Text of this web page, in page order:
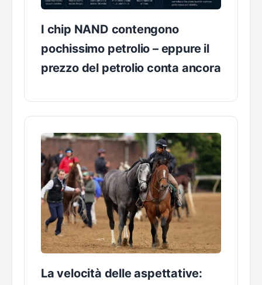
I chip NAND contengono
pochissimo petrolio – eppure il
prezzo del petrolio conta ancora
La velocità delle aspettative: